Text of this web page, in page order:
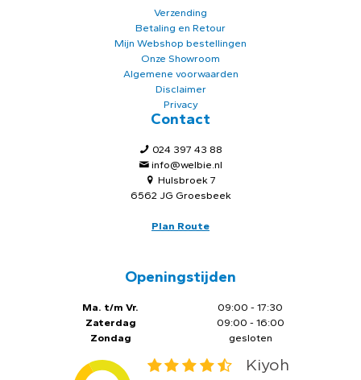
Verzending
Betaling en Retour
Mijn Webshop bestellingen
Onze Showroom
Algemene voorwaarden
Disclaimer
Privacy
Contact
024 397 43 88
info@welbie.nl
Hulsbroek 7
6562 JG Groesbeek
Plan Route
Openingstijden
Ma. t/m Vr.
Zaterdag
Zondag
09:00 - 17:30
09:00 - 16:00
gesloten